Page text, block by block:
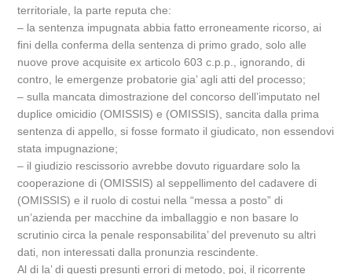
territoriale, la parte reputa che:
– la sentenza impugnata abbia fatto erroneamente ricorso, ai
fini della conferma della sentenza di primo grado, solo alle
nuove prove acquisite ex articolo 603 c.p.p., ignorando, di
contro, le emergenze probatorie gia’ agli atti del processo;
– sulla mancata dimostrazione del concorso dell’imputato nel
duplice omicidio (OMISSIS) e (OMISSIS), sancita dalla prima
sentenza di appello, si fosse formato il giudicato, non essendovi
stata impugnazione;
– il giudizio rescissorio avrebbe dovuto riguardare solo la
cooperazione di (OMISSIS) al seppellimento del cadavere di
(OMISSIS) e il ruolo di costui nella “messa a posto” di
un’azienda per macchine da imballaggio e non basare lo
scrutinio circa la penale responsabilita’ del prevenuto su altri
dati, non interessati dalla pronunzia rescindente.
Al di la’ di questi presunti errori di metodo, poi, il ricorrente